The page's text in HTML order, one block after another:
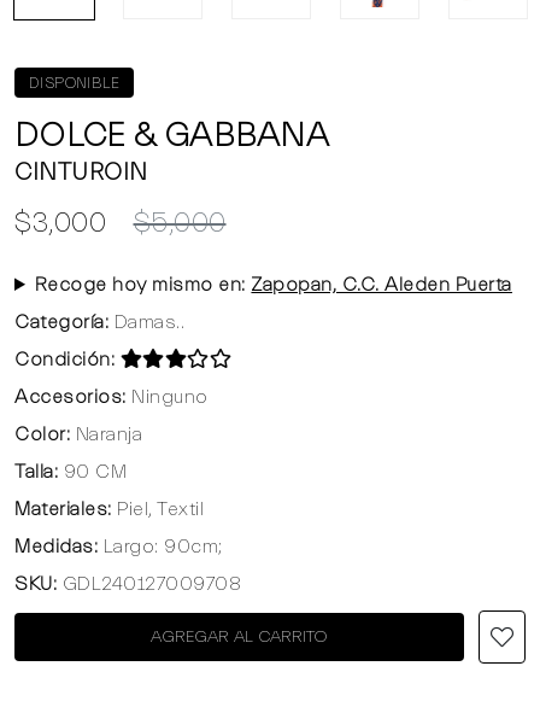
DISPONIBLE
DOLCE & GABBANA
CINTUROIN
$3,000 $5,000
Recoge hoy mismo en: Zapopan, C.C. Aleden Puerta
Categoría: Damas..
Condición:
Accesorios: Ninguno
Color: Naranja
Talla: 90 CM
Materiales: Piel, Textil
Medidas: Largo: 90cm;
SKU: GDL240127009708
AGREGAR AL CARRITO